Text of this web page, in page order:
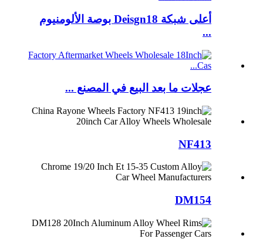
أعلى شبكة Deisgn18 بوصة الألومنيوم
...
عجلات ما بعد البيع في المصنع ...
NF413
DM154